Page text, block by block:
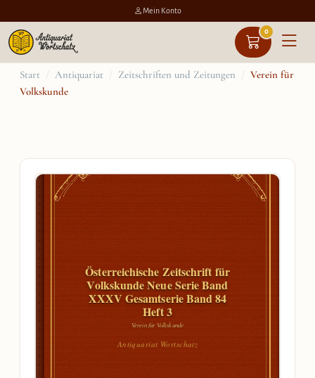
Mein Konto
0
Zum
Inhalt
Start / Antiquariat / Zeitschriften und Zeitungen / Verein für
Volkskunde
Österreichische Zeitschrift für
Volkskunde Neue Serie Band
XXXV Gesamtserie Band 84
Heft 3
Verein für Volkskunde
Antiquariat Wortschatz